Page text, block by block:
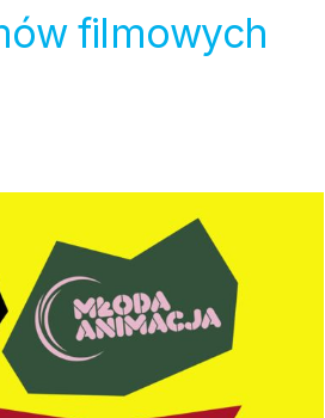
filmowych